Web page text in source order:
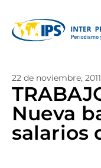
22 de noviembre, 2011
Nueva
salarios